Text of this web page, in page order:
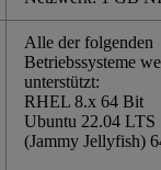
Alle der folgenden
Betriebssysteme
unterstützt:
RHEL 8.x 64 Bit
Ubuntu 22.04 LTS
(Jammy Jellyfish)